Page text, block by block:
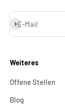
E-Mail
Abonnieren
Weiteres
Offene Stellen
Blog